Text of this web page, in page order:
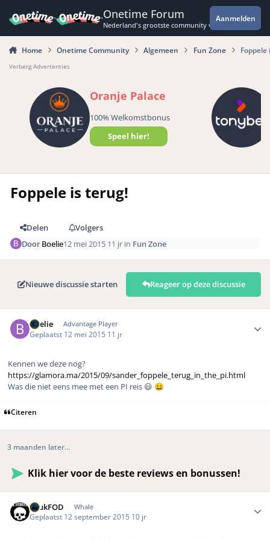
Onetime Forum
Nederland's grootste community voor de
Aanmelden
Home Onetime Community Algemeen Fun Zone
Verberg Advertenties
Oranje Palace
100% Welkomstbonus
Speel hier!
Foppele is terug!
Delen
Volgers
DoorBoelie12 mei 2015 11 jr in Fun Zone
Nieuwe discussie starten Reageer op deze discussie
Boelie Advantage Player
Geplaatst 12 mei 2015 11 jr
Kennen we deze nog?
https://glamora.ma/2015/09/sander_foppele_terug_in_the_pi.html
Was die niet eens mee met een PI reis 😃 😀
Citeren
3 maanden later...
Klik hier voor de beste reviews en bonussen!
LuukFOD Whale
Geplaatst 12 september 2015 10 jr